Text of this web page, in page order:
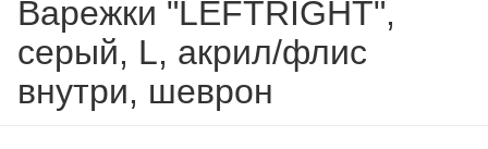
Варежки "LEFTRIGHT",
серый, L, акрил/флис
внутри, шеврон